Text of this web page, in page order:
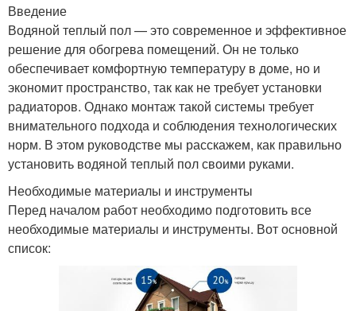
Введение
Водяной теплый пол — это современное и эффективное
решение для обогрева помещений. Он не только
обеспечивает комфортную температуру в доме, но и
экономит пространство, так как не требует установки
радиаторов. Однако монтаж такой системы требует
внимательного подхода и соблюдения технологических
норм. В этом руководстве мы расскажем, как правильно
установить водяной теплый пол своими руками.
Необходимые материалы и инструменты
Перед началом работ необходимо подготовить все
необходимые материалы и инструменты. Вот основной
список: